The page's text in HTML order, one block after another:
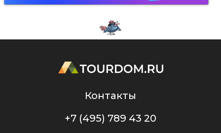
Контакты
+7 (495) 789 43 20